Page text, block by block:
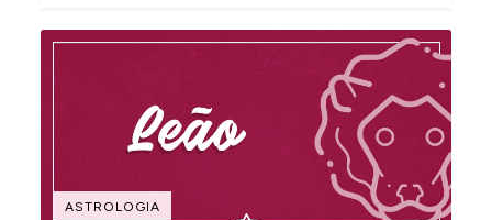
ASTROLOGIA